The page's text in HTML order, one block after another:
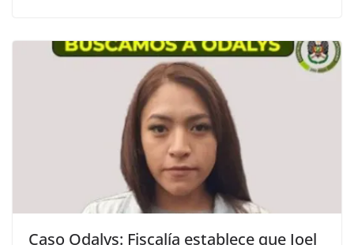
Caso Odalys: Fiscalía establece que Joel